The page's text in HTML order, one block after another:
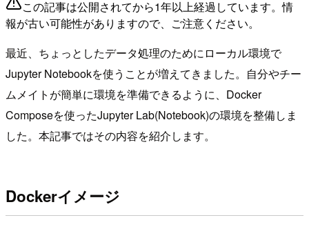
この記事は公開されてから1年以上経過しています。情
報が古い可能性がありますので、ご注意ください。
最近、ちょっとしたデータ処理のためにローカル環境で
Jupyter Notebookを使うことが増えてきました。自分やチー
ムメイトが簡単に環境を準備できるように、Docker
Composeを使ったJupyter Lab(Notebook)の環境を整備しま
した。本記事ではその内容を紹介します。
Dockerイメージ